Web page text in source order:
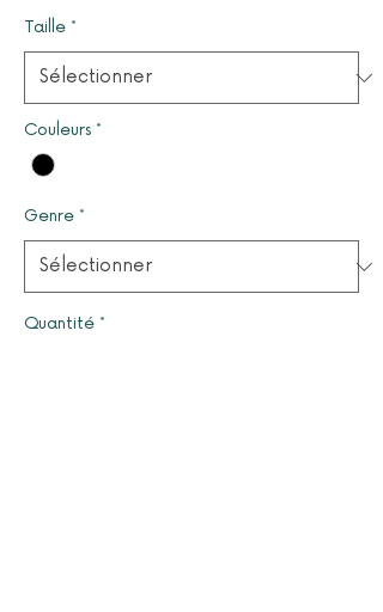
Taille *
Couleurs *
Genre *
Quantité *